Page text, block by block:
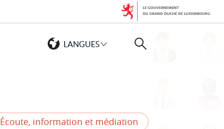
Écoute, information et médiation
LANGUES